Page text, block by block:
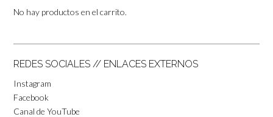
No hay productos en el carrito.
REDES SOCIALES // ENLACES EXTERNOS
Instagram
Facebook
Canal de YouTube